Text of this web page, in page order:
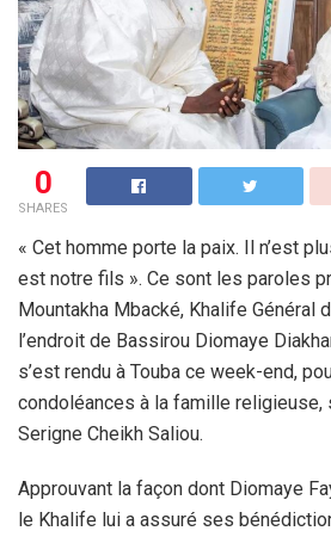
0
SHARES
« Cet homme porte la paix. Il n’est
est notre fils ». Ce sont les paroles
Mountakha Mbacké, Khalife Général
l’endroit de Bassirou Diomaye
s’est rendu à Touba ce week-end,
condoléances à la famille religieuse,
Serigne Cheikh Saliou.
Approuvant la façon dont Diomaye
le Khalife lui a assuré ses